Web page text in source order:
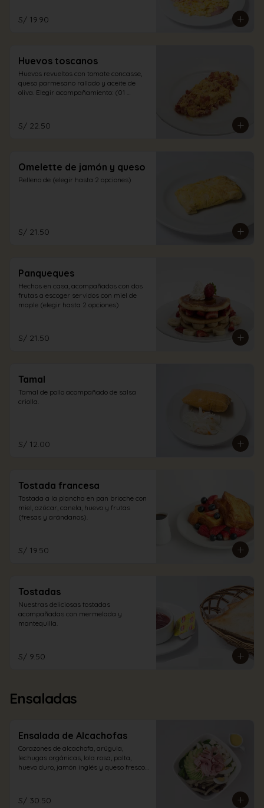
S/ 19.90
Huevos toscanos
Huevos revueltos con tomate concasse,
queso parmesano rallado y aceite de
oliva. Elegir acompañamiento: (01
S/ 22.50
Omelette de jamón y queso
Relleno de (elegir hasta 2 opciones)
S/ 21.50
Panqueques
Hechos en casa, acompañados con dos
frutas a escoger servidos con miel de
maple (elegir hasta 2 opciones)
S/ 21.50
Tamal
Tamal de pollo acompañado de salsa
criolla.
S/ 12.00
Tostada francesa
Tostada a la plancha en pan brioche con
miel, azúcar, canela, huevo y frutas
(fresas y arándanos).
S/ 19.50
Tostadas
Nuestras deliciosas tostadas
acompañadas con mermelada y
mantequilla.
S/ 9.50
Ensaladas
Ensalada de Alcachofas
Corazones de alcachofa, arúgula,
lechugas orgánicas, lola rosa, palta,
huevo duro, jamón inglés y queso fresco
S/ 30.50